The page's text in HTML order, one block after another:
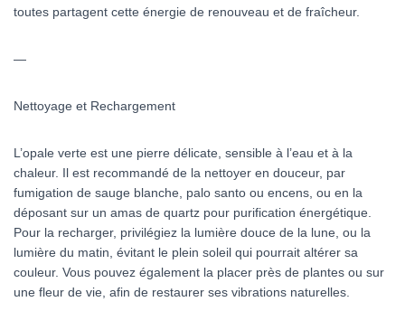
toutes partagent cette énergie de renouveau et de fraîcheur.
—
Nettoyage et Rechargement
L’opale verte est une pierre délicate, sensible à l’eau et à la
chaleur. Il est recommandé de la nettoyer en douceur, par
fumigation de sauge blanche, palo santo ou encens, ou en la
déposant sur un amas de quartz pour purification énergétique.
Pour la recharger, privilégiez la lumière douce de la lune, ou la
lumière du matin, évitant le plein soleil qui pourrait altérer sa
couleur. Vous pouvez également la placer près de plantes ou sur
une fleur de vie, afin de restaurer ses vibrations naturelles.